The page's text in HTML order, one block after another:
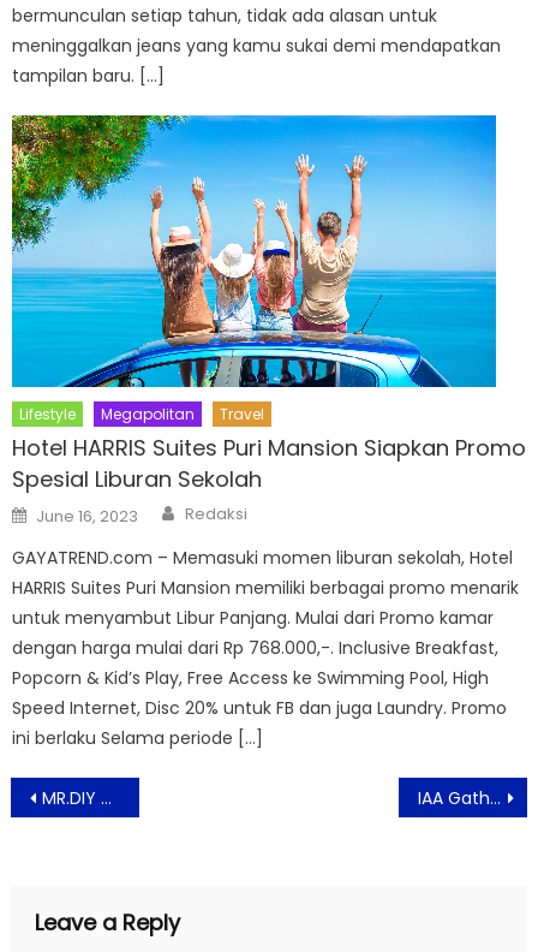
bermunculan setiap tahun, tidak ada alasan untuk
meninggalkan jeans yang kamu sukai demi mendapatkan
tampilan baru. […]
Lifestyle Megapolitan Travel
Hotel HARRIS Suites Puri Mansion Siapkan Promo
Spesial Liburan Sekolah
Posted
on
June 16, 2023 Author
Redaksi
GAYATREND.com – Memasuki momen liburan sekolah, Hotel
HARRIS Suites Puri Mansion memiliki berbagai promo menarik
untuk menyambut Libur Panjang. Mulai dari Promo kamar
dengan harga mulai dari Rp 768.000,-. Inclusive Breakfast,
Popcorn & Kid’s Play, Free Access ke Swimming Pool, High
Speed Internet, Disc 20% untuk FB dan juga Laundry. Promo
ini berlaku Selama periode […]
Post
navigation
MR.DIY Ajak Masyarakat Cintai Produk Lokal IAA Gathering Akan Meningkatkan Kesadaran Masyarakat Indonesia Terhadap Aromaterapi
Leave a Reply